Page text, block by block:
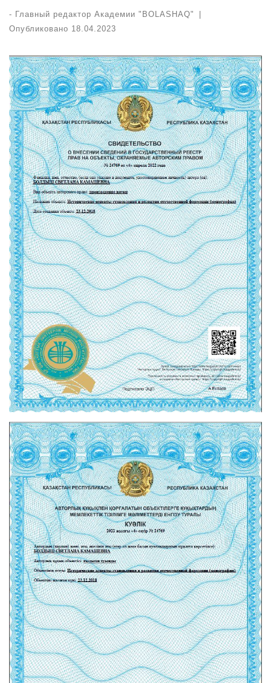
- Главный редактор Академии "BOLASHAQ"
|
Опубликовано 18.04.2023